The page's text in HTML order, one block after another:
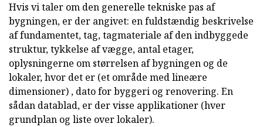
Hvis vi taler om den generelle tekniske pas af
bygningen, er der angivet: en fuldstændig beskrivelse
af fundamentet, tag, tagmateriale af den indbyggede
struktur, tykkelse af vægge, antal etager,
oplysningerne om størrelsen af bygningen og de
lokaler, hvor det er (et område med lineære
dimensioner) , dato for byggeri og renovering. En
sådan datablad, er der visse applikationer (hver
grundplan og liste over lokaler).